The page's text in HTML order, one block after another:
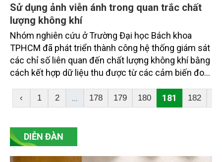
Sử dụng ảnh viễn ánh trong quan trắc chất
lượng không khí
Nhóm nghiên cứu ở Trường Đại học Bách khoa
TPHCM đã phát triển thành công hệ thống giám sát
các chỉ số liên quan đến chất lượng không khí bằng
cách kết hợp dữ liệu thu được từ các cảm biến đo
‹ 1 2 ... 178 179 180 181 182
DIỄN ĐÀN